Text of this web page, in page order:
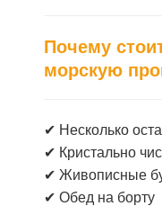
Почему
морскую
✔ Несколько
✔ Кристально
✔ Живописные
✔ Обед на борту